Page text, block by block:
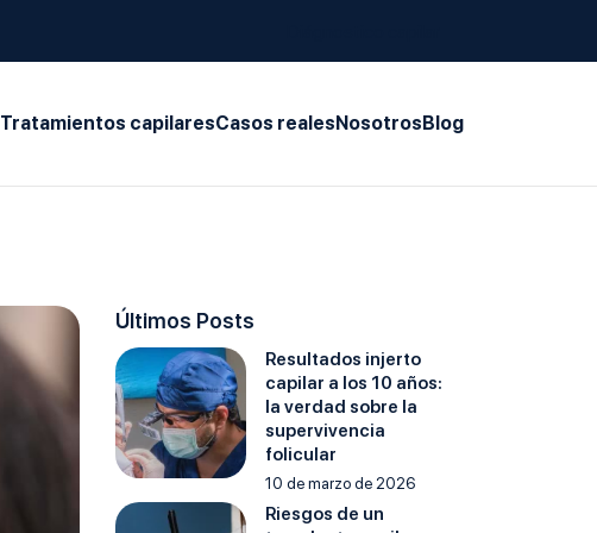
Tratamientos capilaresCasos realesNosotrosBlog
Últimos Posts
Resultados injerto
capilar a los 10 años:
la verdad sobre la
supervivencia
folicular
10 de marzo de 2026
Riesgos de un